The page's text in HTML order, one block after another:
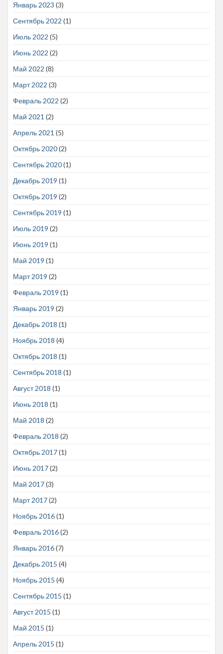
Январь 2023 (3)
Сентябрь 2022 (1)
Июль 2022 (5)
Июнь 2022 (2)
Май 2022 (8)
Март 2022 (3)
Февраль 2022 (2)
Май 2021 (2)
Апрель 2021 (5)
Октябрь 2020(2)
Сентябрь 2020(1)
Декабрь 2019 (1)
Октябрь 2019 (2)
Сентябрь 2019 (1)
Июль 2019 (2)
Июнь 2019 (1)
Май 2019 (1)
Март 2019 (2)
Февраль 2019 (1)
Январь 2019 (2)
Декабрь 2018 (1)
Ноябрь 2018 (4)
Октябрь 2018 (1)
Сентябрь 2018 (1)
Август 2018 (1)
Июнь 2018 (1)
Май 2018 (2)
Февраль 2018 (2)
Октябрь 2017(1)
Июнь 2017(2)
Май 2017(3)
Март 2017(2)
Ноябрь 2016(1)
Февраль 2016(2)
Январь 2016(7)
Декабрь 2015 (4)
Ноябрь 2015 (4)
Сентябрь 2015 (1)
Август 2015 (1)
Май 2015 (1)
Апрель 2015 (1)